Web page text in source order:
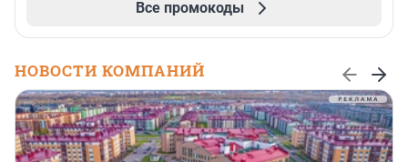
Все промокоды
НОВОСТИ КОМПАНИЙ